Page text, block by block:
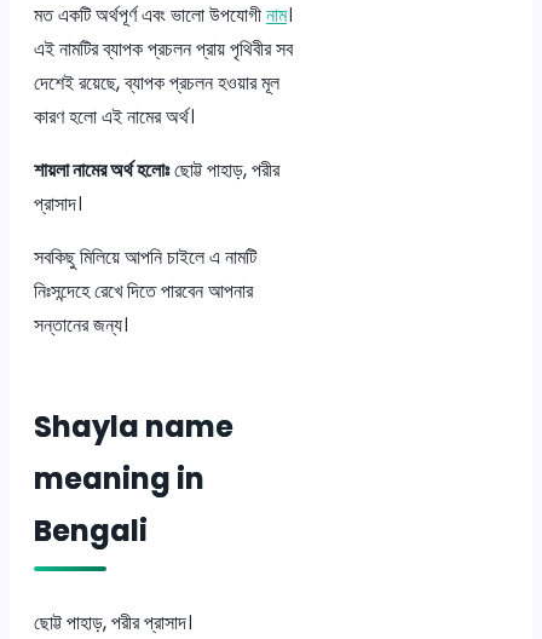
মত একটি অর্থপূর্ণ এবং ভালো উপযোগীনাম।
এই নামটির ব্যাপক প্রচলন প্রায় পৃথিবীর সব
দেশেই রয়েছে, ব্যাপক প্রচলন হওয়ার মূল
কারণ হলো এই নামের অর্থ।
শায়লা নামের অর্থ হলোঃছোট্ট পাহাড়, পরীর
প্রাসাদ।
সবকিছু মিলিয়ে আপনি চাইলে এ নামটি
নিঃসন্দেহে রেখে দিতে পারবেন আপনার
সন্তানের জন্য।
Shayla name
meaning in
Bengali
ছোট্ট পাহাড়, পরীর প্রাসাদ।